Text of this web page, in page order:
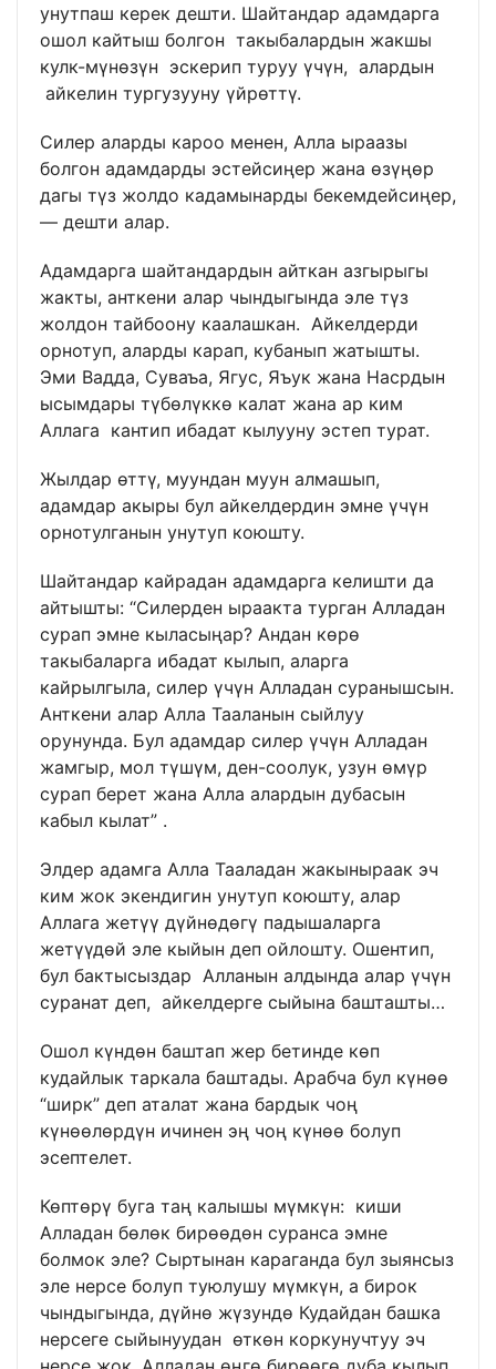
унутпаш керек дешти. Шайтандар адамдарга
ошол кайтыш болгон такыбалардын жакшы
кулк-мүнөзүн эскерип туруу үчүн, алардын
айкелин тургузууну үйрөттү.
Силер аларды кароо менен, Алла ыраазы
болгон адамдарды эстейсиңер жана өзүңөр
дагы түз жолдо кадамынарды бекемдейсиңер,
— дешти алар.
Адамдарга шайтандардын айткан азгырыгы
жакты, анткени алар чындыгында эле түз
жолдон тайбоону каалашкан. Айкелдерди
орнотуп, аларды карап, кубанып жатышты.
Эми Вадда, Суваъа, Ягус, Яъук жана Насрдын
ысымдары түбөлүккө калат жана ар ким
Аллага кантип ибадат кылууну эстеп турат.
Жылдар өттү, муундан муун алмашып,
адамдар акыры бул айкелдердин эмне үчүн
орнотулганын унутуп коюшту.
Шайтандар кайрадан адамдарга келишти да
айтышты: “Силерден ыраакта турган Алладан
сурап эмне кыласыңар? Андан көрө
такыбаларга ибадат кылып, аларга
кайрылгыла, силер үчүн Алладан суранышсын.
Анткени алар Алла Тааланын сыйлуу
орунунда. Бул адамдар силер үчүн Алладан
жамгыр, мол түшүм, ден-соолук, узун өмүр
сурап берет жана Алла алардын дубасын
кабыл кылат” .
Элдер адамга Алла Тааладан жакыныраак эч
ким жок экендигин унутуп коюшту, алар
Аллага жетүү дүйнөдөгү падышаларга
жетүүдөй эле кыйын деп ойлошту. Ошентип,
бул бактысыздар Алланын алдында алар үчүн
суранат деп, айкелдерге сыйына башташты…
Ошол күндөн баштап жер бетинде көп
кудайлык таркала баштады. Арабча бул күнөө
“ширк” деп аталат жана бардык чоң
күнөөлөрдүн ичинен эң чоң күнөө болуп
эсептелет.
Көптөрү буга таң калышы мүмкүн: киши
Алладан бөлөк бирөөдөн суранса эмне
болмок эле? Сыртынан караганда бул зыянсыз
эле нерсе болуп туюлушу мүмкүн, а бирок
чындыгында, дүйнө жүзундө Кудайдан башка
нерсеге сыйынуудан өткөн коркунучтуу эч